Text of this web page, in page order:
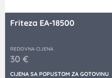
Friteza EA-18500
REDOVNA CIJENA
30 €
CIJENA SA POPUSTOM ZA GOTOVINU